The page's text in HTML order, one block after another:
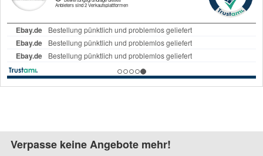
Verpasse keine Angebote mehr!